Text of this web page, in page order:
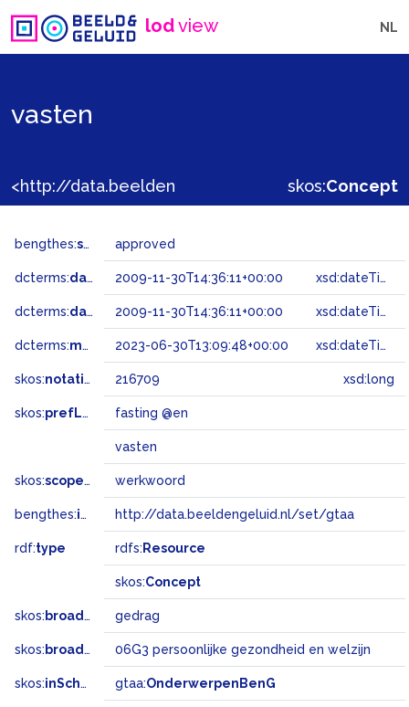
lodview NL
vasten
skos:Concept
bengthes:status approved
dcterms:dateAccepted 2009-11-30T14:36:11+00:00 xsd:dateTime
dcterms:dateSubmitted 2009-11-30T14:36:11+00:00 xsd:dateTime
dcterms:modified 2023-06-30T13:09:48+00:00 xsd:dateTime
skos:notation 216709 xsd:long
skos:prefLabel fasting @en
vasten
skos:scopeNote werkwoord
bengthes:inSet http://data.beeldengeluid.nl/set/gtaa
rdf:type rdfs: Resource
skos:Concept
skos: broader gedrag
skos: broadMatch 06G3 persoonlijke gezondheid en welzijn
skos:inScheme gtaa:OnderwerpenBenG